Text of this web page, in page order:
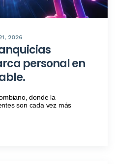
2026
personal en
donde la
son cada vez más